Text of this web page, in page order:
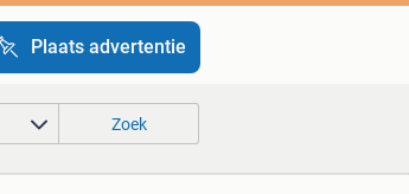
Plaats advertentie
Zoek